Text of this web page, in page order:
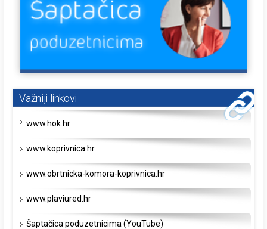
Važniji linkovi
www.hok.hr
www.koprivnica.hr
www.obrtnicka-komora-koprivnica.hr
www.plaviured.hr
Šaptačica poduzetnicima (YouTube)